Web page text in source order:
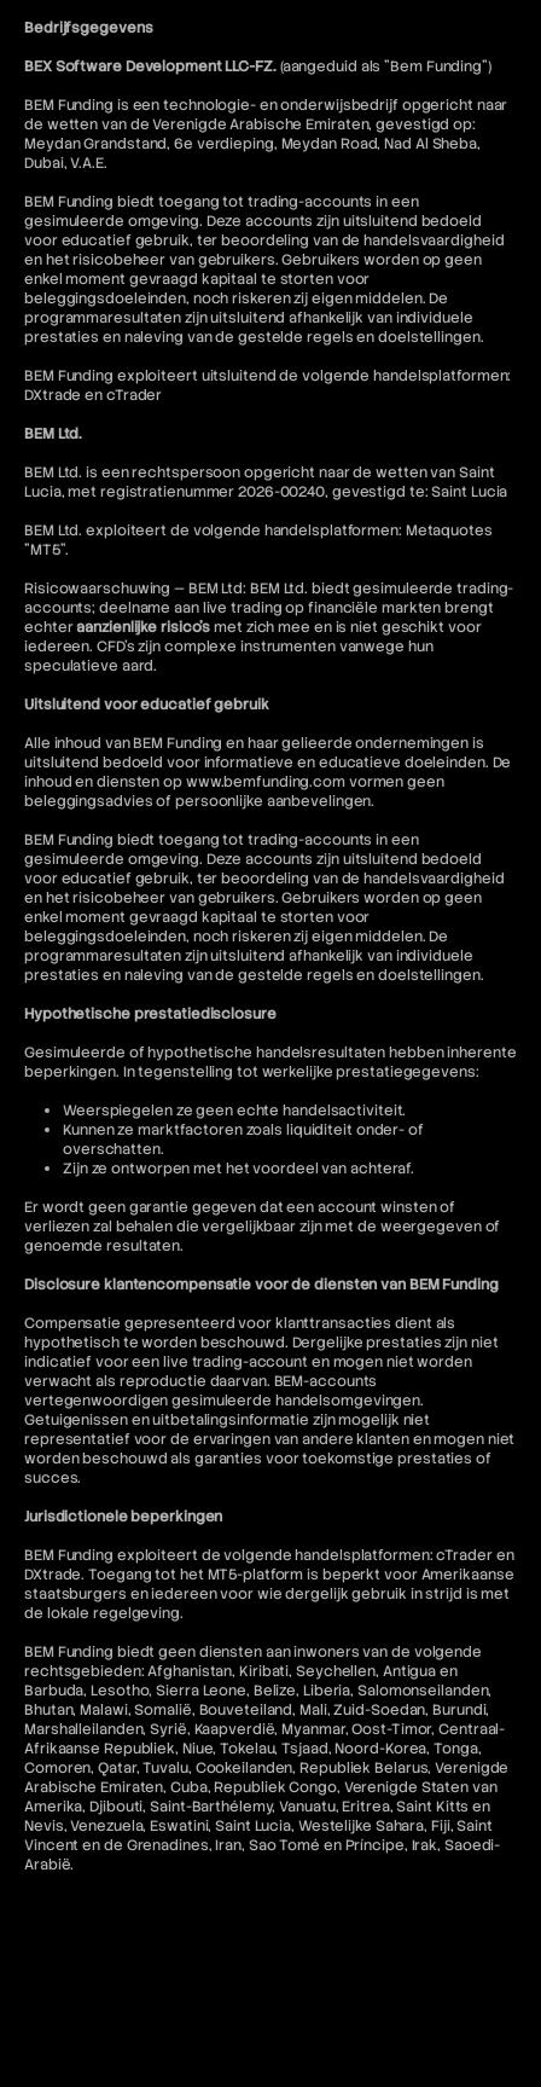
Bedrijfsgegevens
BEX Software Development LLC-FZ.(aangeduid als "Bem Funding")
BEM Funding is een technologie- en onderwijsbedrijf opgericht naar
de wetten van de Verenigde Arabische Emiraten, gevestigd op:
Meydan Grandstand, 6e verdieping, Meydan Road, Nad Al Sheba,
Dubai, V.A.E.
BEM Funding biedt toegang tot trading-accounts in een
gesimuleerde omgeving. Deze accounts zijn uitsluitend bedoeld
voor educatief gebruik, ter beoordeling van de handelsvaardigheid
en het risicobeheer van gebruikers. Gebruikers worden op geen
enkel moment gevraagd kapitaal te storten voor
beleggingsdoeleinden, noch riskeren zij eigen middelen. De
programmaresultaten zijn uitsluitend afhankelijk van individuele
prestaties en naleving van de gestelde regels en doelstellingen.
BEM Funding exploiteert uitsluitend de volgende handelsplatformen:
DXtrade en cTrader
BEM Ltd.
BEM Ltd. is een rechtspersoon opgericht naar de wetten van Saint
Lucia, met registratienummer 2026-00240, gevestigd te: Saint Lucia
BEM Ltd. exploiteert de volgende handelsplatformen: Metaquotes
"MT5".
Risicowaarschuwing — BEM Ltd: BEM Ltd. biedt gesimuleerde trading-
accounts; deelname aan live trading op financiële markten brengt
echteraanzienlijke risico'smet zich mee en is niet geschikt voor
iedereen. CFD's zijn complexe instrumenten vanwege hun
speculatieve aard.
Uitsluitend voor educatief gebruik
Alle inhoud van BEM Funding en haar gelieerde ondernemingen is
uitsluitend bedoeld voor informatieve en educatieve doeleinden. De
inhoud en diensten op www.bemfunding.com vormen geen
beleggingsadvies of persoonlijke aanbevelingen.
BEM Funding biedt toegang tot trading-accounts in een
gesimuleerde omgeving. Deze accounts zijn uitsluitend bedoeld
voor educatief gebruik, ter beoordeling van de handelsvaardigheid
en het risicobeheer van gebruikers. Gebruikers worden op geen
enkel moment gevraagd kapitaal te storten voor
beleggingsdoeleinden, noch riskeren zij eigen middelen. De
programmaresultaten zijn uitsluitend afhankelijk van individuele
prestaties en naleving van de gestelde regels en doelstellingen.
Hypothetische prestatiedisclosure
Gesimuleerde of hypothetische handelsresultaten hebben inherente
beperkingen. In tegenstelling tot werkelijke prestatiegegevens:
Weerspiegelen ze geen echte handelsactiviteit.
Kunnen ze marktfactoren zoals liquiditeit onder- of
overschatten.
Zijn ze ontworpen met het voordeel van achteraf.
Er wordt geen garantie gegeven dat een account winsten of
verliezen zal behalen die vergelijkbaar zijn met de weergegeven of
genoemde resultaten.
Disclosure klantencompensatie voor de diensten van BEM Funding
Compensatie gepresenteerd voor klanttransacties dient als
hypothetisch te worden beschouwd. Dergelijke prestaties zijn niet
indicatief voor een live trading-account en mogen niet worden
verwacht als reproductie daarvan. BEM-accounts
vertegenwoordigen gesimuleerde handelsomgevingen.
Getuigenissen en uitbetalingsinformatie zijn mogelijk niet
representatief voor de ervaringen van andere klanten en mogen niet
worden beschouwd als garanties voor toekomstige prestaties of
succes.
Jurisdictionele beperkingen
BEM Funding exploiteert de volgende handelsplatformen: cTrader en
DXtrade. Toegang tot het MT5-platform is beperkt voor Amerikaanse
staatsburgers en iedereen voor wie dergelijk gebruik in strijd is met
de lokale regelgeving.
BEM Funding biedt geen diensten aan inwoners van de volgende
rechtsgebieden: Afghanistan, Kiribati, Seychellen, Antigua en
Barbuda, Lesotho, Sierra Leone, Belize, Liberia, Salomonseilanden,
Bhutan, Malawi, Somalië, Bouveteiland, Mali, Zuid-Soedan, Burundi,
Marshalleilanden, Syrië, Kaapverdië, Myanmar, Oost-Timor, Centraal-
Afrikaanse Republiek, Niue, Tokelau, Tsjaad, Noord-Korea, Tonga,
Comoren, Qatar, Tuvalu, Cookeilanden, Republiek Belarus, Verenigde
Arabische Emiraten, Cuba, Republiek Congo, Verenigde Staten van
Amerika, Djibouti, Saint-Barthélemy, Vanuatu, Eritrea, Saint Kitts en
Nevis, Venezuela, Eswatini, Saint Lucia, Westelijke Sahara, Fiji, Saint
Vincent en de Grenadines, Iran, Sao Tomé en Príncipe, Irak, Saoedi-
Arabië.